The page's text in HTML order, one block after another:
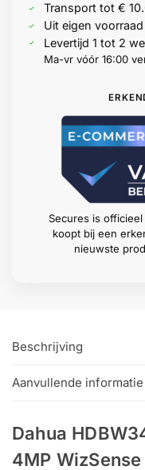
Transport tot €
Uit eigen
Levertijd 1 tot 2
Ma-vr vóór 16:00
Secures is officieel
koopt bij een
nieuwste
Beschrijving
Aanvullende informatie
Dahua
4MP